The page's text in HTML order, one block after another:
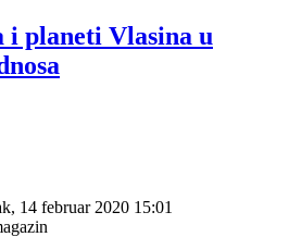
i planeti Vlasina u
14 februar 2020 15:01